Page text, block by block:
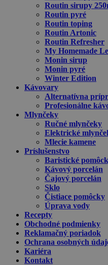
Routin sirupy
Routin pyré
Routin toping
Routin Artonic
Routin Refresher
My Homemade
Monin sirup
Monin pyré
Winter Edition
Kávovary
Alternatívna
Profesionálne
Mlynčeky
Ručné mlynčeky
Elektrické
Mlecie kamene
Príslušenstvo
Baristické
Kávový porcelán
Čajový porcelán
Sklo
Čistiace pomôcky
Úprava vody
Recepty
Obchodné podmienky
Reklamačný poriadok
Ochrana osobných
Kariéra
Kontakt